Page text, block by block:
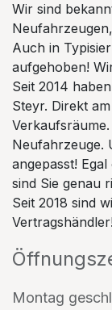
Wir sind
Auch in
aufgehoben!
Seit 2014
Steyr. Direkt
Neufahrzeuge.
angepasst!
sind Sie genau
Seit 2018 sind
Montag